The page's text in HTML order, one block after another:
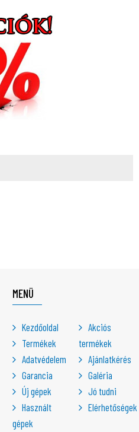
MENÜ
Kezdőoldal
Termékek
Adatvédelem
Garancia
Új gépek
Használt
gépek
Akciós
termékek
Ajánlatkérés
Galéria
Jó tudni
Elérhetőségek